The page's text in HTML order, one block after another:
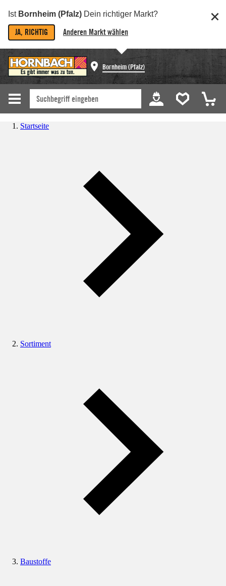
Ist Bornheim (Pfalz) Dein richtiger Markt?
JA, RICHTIG Anderen Markt wählen
Bornheim (Pfalz)
Startseite
Sortiment
Baustoffe